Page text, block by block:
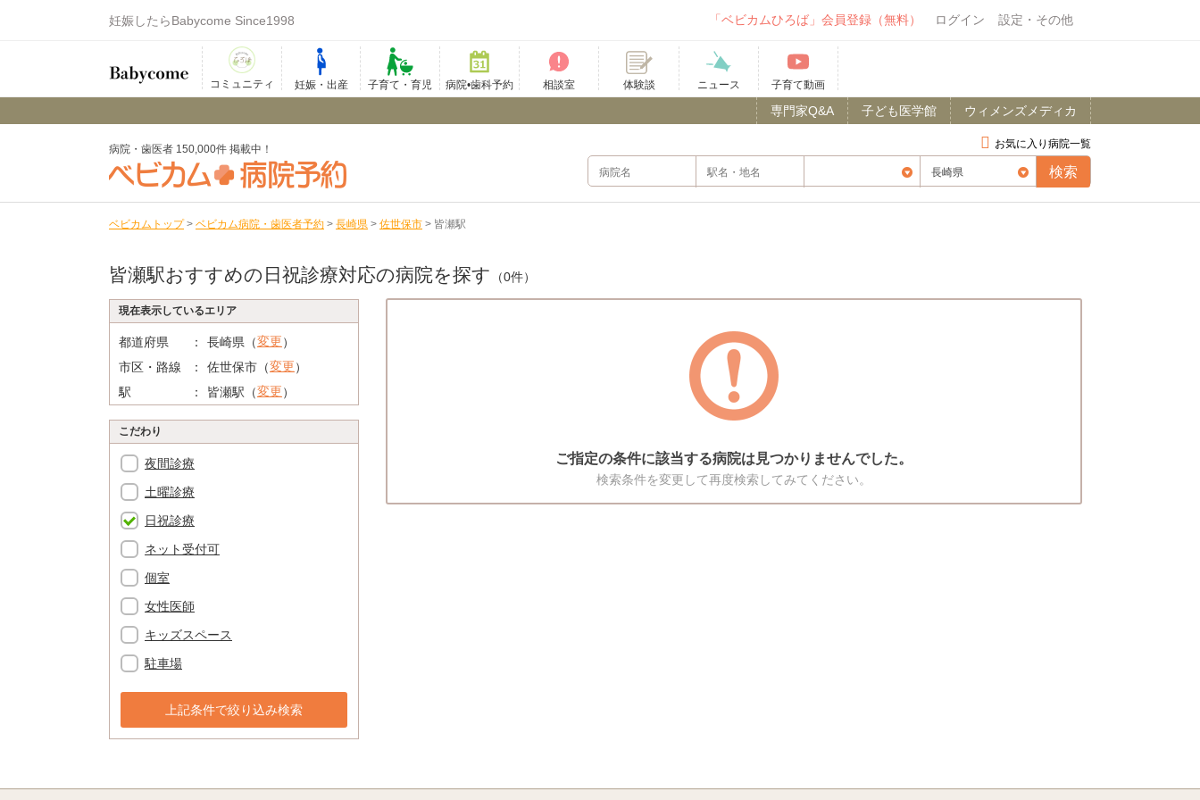
妊娠したらBabycome Since1998 「ベビカムひろば」会員登録（無料） ログイン 設定・その他
コミュニティ 妊娠・出産 子育て・育児 病院•歯科予約 相談室 体験談 ニュース 子育て動画
ウィメンズメディカ
子ども医学館
専門家Q&A
お気に入り病院一覧
病院・歯医者 150,000件 掲載中！
ベビカムトップ > ベビカム病院・歯医者予約 > 長崎県 > 佐世保市 > 皆瀬駅
皆瀬駅おすすめの日祝診療対応の病院を探す （0件）
現在表示しているエリア
都道府県 長崎県（変更）
市区・路線
佐世保市（変更）
駅
皆瀬駅（変更）
こだわり
夜間診療
土曜診療
日祝診療
ネット受付可
個室
女性医師
キッズスペース
駐車場
上記条件で絞り込み検索
ご指定の条件に該当する病院は見つかりませんでした。
検索条件を変更して再度検索してみてください。